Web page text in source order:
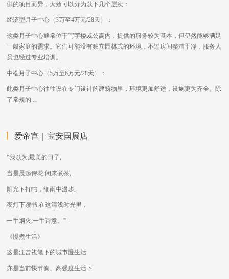
供的项目而异，大致可以分为以下几个层次：
经济型月子中心（3万至4万元/28天）：
这类月子中心通常位于写字楼或公寓内，提供的服务较为基本，但仍然能够满足
一般家庭的需求。它们可能没有独立园林式的环境，不过房间整洁干净，服务人
员也经过专业培训。
中端月子中心（5万至6万元/28天）：
此类月子中心往往设在专门设计的建筑物里，环境更加舒适，设施更为齐全。除
了常规的...
爱帝宫｜宝安国展店
“我以为,最美的日子,
当是晨起侍花,闲来煮茶,
阳光下打盹，细雨中漫步,
夜灯下读书,在这清浅时光里，
一手烟火,一手诗意。”
《慢煮生活》
这是汪曾祺笔下的城市慢生活
亦是当前快节奏、高强度生活下